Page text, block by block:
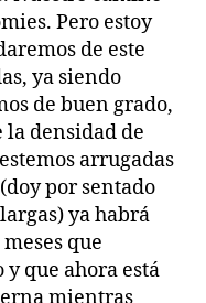
Pero estoy
de este
ya siendo
de buen grado,
densidad de
arrugadas
por sentado
ya habrá
que
y que ahora está